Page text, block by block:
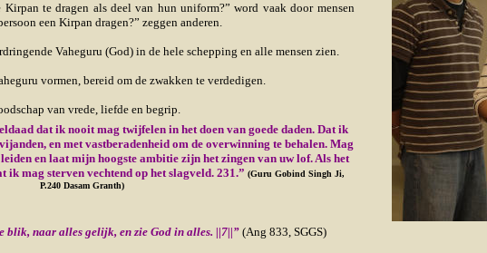
Kirpan te dragen als deel van hun uniform?” word vaak door mensen
een Kirpan dragen?” zeggen anderen.
Vaheguru (God) in de hele schepping en alle mensen zien.
vormen, bereid om de zwakken te verdedigen.
van vrede, liefde en begrip.
dat ik nooit mag twijfelen in het doen van goede daden. Dat ik
en met vastberadenheid om de overwinning te behalen. Mag
en laat mijn hoogste ambitie zijn hetzingen van uw lof. Als het
ik mag sterven vechtend op het slagveld. 231.” (Guru Gobind Singh Ji,
P.240 Dasam Granth)
blik, naar alles gelijk, en zie God in alles. ||7||” (Ang 833, SGGS)